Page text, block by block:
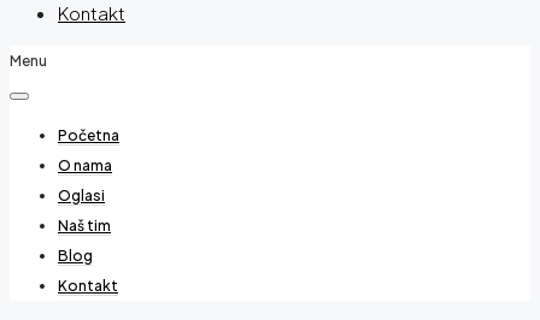
Kontakt
Menu
Početna
O nama
Oglasi
Naš tim
Blog
Kontakt